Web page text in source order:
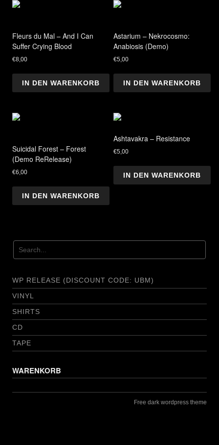
Fleurs du Mal – And I Can
Suffer Crying Blood
€8,00
IN DEN WARENKORB
Astarium – Nekrocosmo:
Anabiosis (Demo)
€5,00
IN DEN WARENKORB
Suicidal Forest – Forest
(Demo ReRelease)
€6,00
IN DEN WARENKORB
Ashtavakra – Resistance
€5,00
IN DEN WARENKORB
WP RELEASE (DISCOUNT CODE: UBM)
VINYL
SHIRTS
CD
TAPE
WARENKORB
Free dark wordpress theme